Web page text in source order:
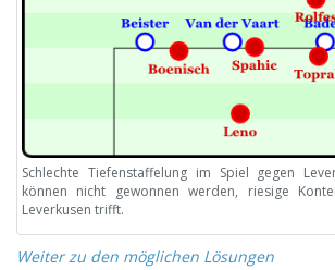
Schlechte Tiefenstaffelung im Spiel gegen
können nicht gewonnen werden, riesige
Leverkusen trifft.
Weiter zu den möglichen Lösungen